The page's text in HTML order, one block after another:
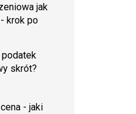
jak
krok po
skrót?
- jaki